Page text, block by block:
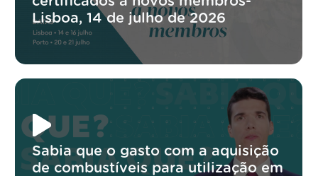
Lisboa, 14 de julho de 2026
Sabia que o gasto com a aquisição
de combustíveis para utilização em